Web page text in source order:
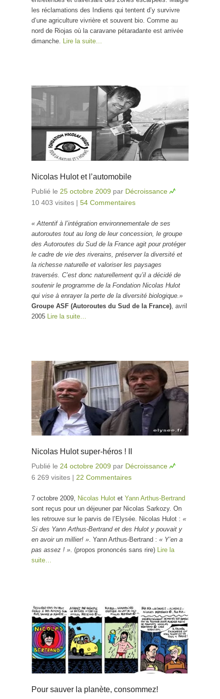
les réclamations des Indiens qui tentent d’y survivre
d’une agriculture vivrière et souvent bio. Comme au
nord de Riojas où la caravane pétaradante est arrivée
dimanche.
Lire la suite…
Nicolas Hulot et l’automobile
Publié le 25 octobre 2009 par Décroissance
10 403 visites | 54 Commentaires
« Attentif à l’intégration environnementale de ses
autoroutes tout au long de leur concession, le groupe
des Autoroutes du Sud de la France agit pour protéger
le cadre de vie des riverains, préserver la diversité et
la richesse naturelle et valoriser les paysages
traversés. C’est donc naturellement qu’il a décidé de
soutenir le programme de la Fondation Nicolas Hulot
qui vise à enrayer la perte de la diversité biologique.»
Groupe ASF (Autoroutes du Sud de la France) , avril
2005 Lire la suite…
Nicolas Hulot super-héros ! II
Publié le 24 octobre 2009 par Décroissance
6 269 visites | 22 Commentaires
7 octobre 2009, Nicolas Hulot et Yann Arthus-Bertrand
sont reçus pour un déjeuner par Nicolas Sarkozy. On
les retrouve sur le parvis de l’Elysée. Nicolas Hulot : «
Si des Yann Arthus-Bertrand et des Hulot y pouvait y
en avoir un millier! ». Yann Arthus-Bertrand : « Y’en a
pas assez ! ». (propos prononcés sans rire) Lire la
suite…
Pour sauver la planète, consommez!